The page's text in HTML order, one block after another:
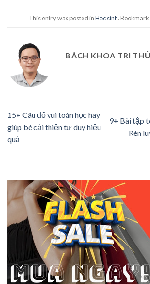
This entry was posted inHọc sinh. Bookmark
BÁCH KHOA TRI
15+ Câu đố vui toán học hay
giúp bé cải thiện tư duy hiệu
quả
9+ Bài tập
Rèn